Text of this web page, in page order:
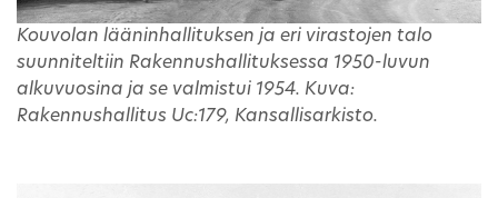
Kouvolan lääninhallituksen ja eri virastojen talo
suunniteltiin Rakennushallituksessa 1950-luvun
alkuvuosina ja se valmistui 1954. Kuva:
Rakennushallitus Uc:179, Kansallisarkisto.